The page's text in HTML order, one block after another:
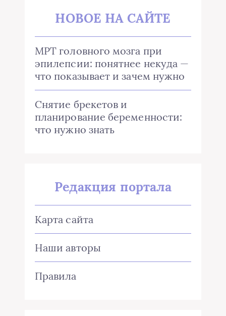
НОВОЕ НА САЙТЕ
МРТ головного мозга при
эпилепсии: понятнее некуда —
что показывает и зачем нужно
Снятие брекетов и
планирование беременности:
что нужно знать
Редакция портала
Карта сайта
Наши авторы
Правила